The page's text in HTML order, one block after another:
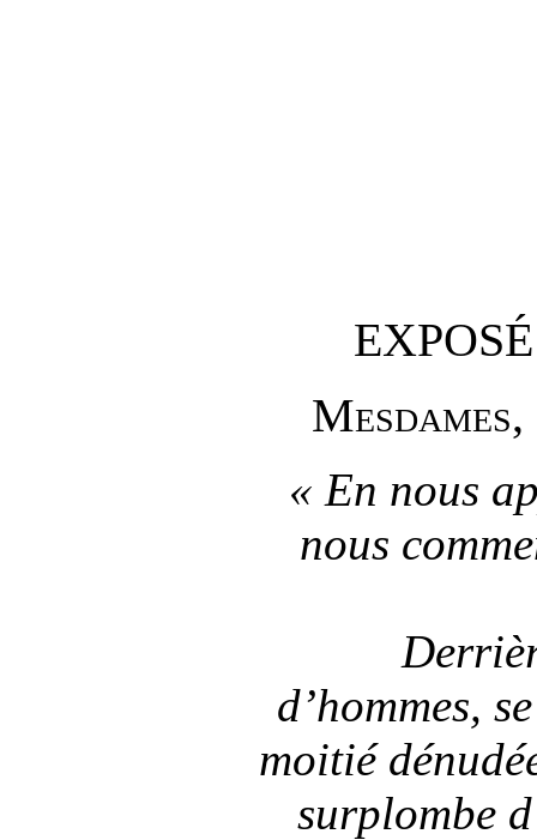
Mesdames
« En nous
nous
d’hommes,
moitié
surplombe